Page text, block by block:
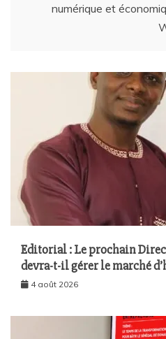
numérique et
Editorial : Le prochain
devra-t-il gérer le marché
4 août 2026